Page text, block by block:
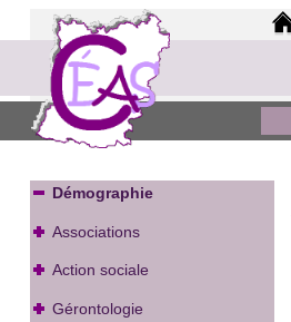
Démographie
Associations
Action sociale
Gérontologie